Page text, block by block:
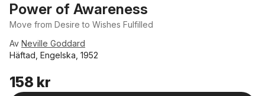
Power of Awareness
Move from Desire to Wishes Fulfilled
Av Neville Goddard
Häftad, Engelska, 1952
158 kr